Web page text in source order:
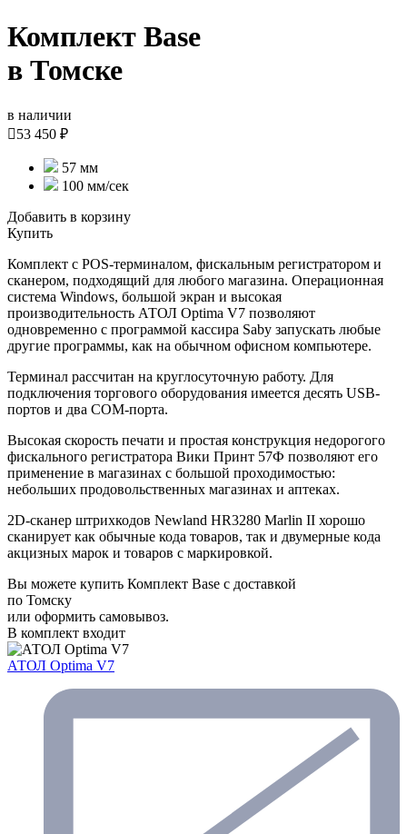
Комплект Base
в Томске
в наличии
53 450 ₽
57 мм
100 мм/сек
Добавить в корзину
Купить
Комплект с POS-терминалом, фискальным регистратором и
сканером, подходящий для любого магазина. Операционная
система Windows, большой экран и высокая
производительность АТОЛ Optima V7 позволяют
одновременно с программой кассира Saby запускать любые
другие программы, как на обычном офисном компьютере.
Терминал рассчитан на круглосуточную работу. Для
подключения торгового оборудования имеется десять USB-
портов и два COM-порта.
Высокая скорость печати и простая конструкция недорогого
фискального регистратора Вики Принт 57Ф позволяют его
применение в магазинах с большой проходимостью:
небольших продовольственных магазинах и аптеках.
2D-сканер штрихкодов Newland HR3280 Marlin II хорошо
сканирует как обычные кода товаров, так и двумерные кода
акцизных марок и товаров c маркировкой.
Вы можете купить Комплект Base с доставкой
по Томску
или оформить самовывоз.
В комплект входит
АТОЛ Optima V7